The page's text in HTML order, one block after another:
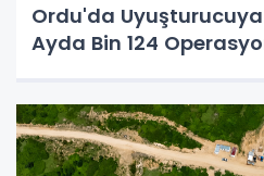
Ordu'da
Ayda Bin 124